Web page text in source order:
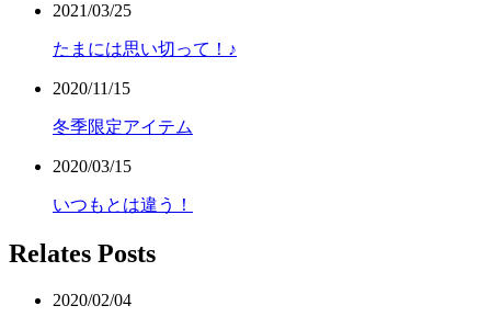
2021/03/25
たまには思い切って！♪
2020/11/15
冬季限定アイテム
2020/03/15
いつもとは違う！
Relates Posts
2020/02/04